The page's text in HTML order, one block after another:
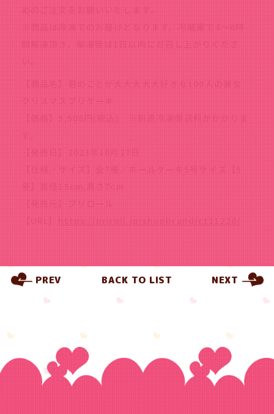
めのご注文をお願いいたします。
※商品は冷凍でのお届けとなります。冷蔵庫で4～6時
間解凍頂き、解凍後は1日以内にお召し上がりくださ
い。
【商品名】君のことが大大大大大好きな100人の彼女
クリスマスプリケーキ
【価格】5,508円(税込) ※別途冷凍便送料がかかりま
す。
【発売日】2023年10月27日
【仕様／サイズ】全7種／ホールケーキ5号サイズ【5
号】直径15cm,高さ7cm
【発売元】プリロール
【URL】
https://priroll.jp/shopbrand/ct11220/
PREV BACK TO LIST NEXT